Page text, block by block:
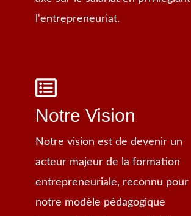
l'entrepreneuriat.
Notre Vision
Notre vision est de devenir un
acteur majeur de la formation
entrepreneuriale, reconnu pour
notre modèle pédagogique